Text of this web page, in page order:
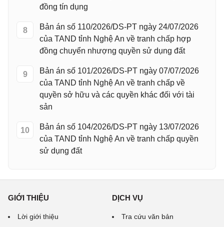
đồng tín dụng
8
Bản án số 110/2026/DS-PT ngày 24/07/2026
của TAND tỉnh Nghệ An về tranh chấp hợp
đồng chuyển nhượng quyền sử dụng đất
9
Bản án số 101/2026/DS-PT ngày 07/07/2026
của TAND tỉnh Nghệ An về tranh chấp về
quyền sở hữu và các quyền khác đối với tài
sản
10
Bản án số 104/2026/DS-PT ngày 13/07/2026
của TAND tỉnh Nghệ An về tranh chấp quyền
sử dụng đất
GIỚI THIỆU
Lời giới thiệu
DỊCH VỤ
Tra cứu văn bản